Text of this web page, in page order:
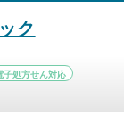
ク
子処方せん対応